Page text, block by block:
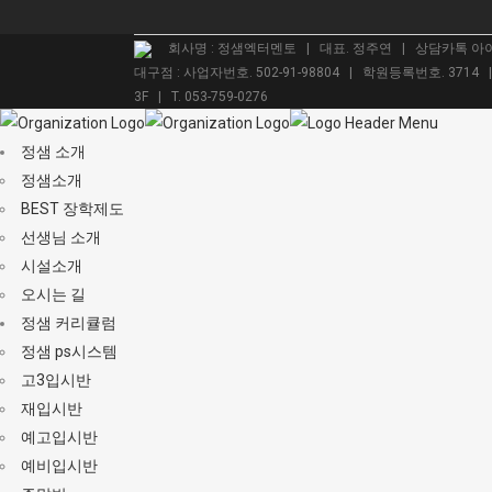
회사명 : 정샘엑터멘토 | 대표. 정주연 | 상담카톡 아
대구점 : 사업자번호. 502-91-98804 | 학원등록번호. 3714
3F | T. 053-759-0276
정샘 소개
정샘소개
BEST 장학제도
선생님 소개
시설소개
오시는 길
정샘 커리큘럼
정샘 ps시스템
고3입시반
재입시반
예고입시반
예비입시반